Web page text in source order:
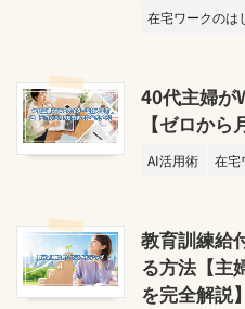
在宅ワークのは
40代主婦が
【ゼロから
AI活用術 在宅
教育訓練給
る方法【主
を完全解説】